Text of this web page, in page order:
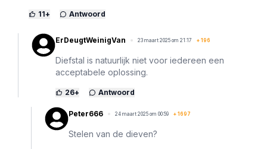
11+ Antwoord
ErDeugtWeinigVan 23 maart 2025 om 21:17 + 196
Diefstal is natuurlijk niet voor iedereen een
acceptabele oplossing.
26+ Antwoord
Peter666 24 maart 2025 om 00:59 + 1697
Stelen van de dieven?